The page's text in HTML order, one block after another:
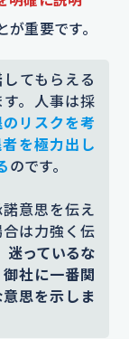
重要です。
てもらえる
。人事は採
リスクを考
を極力出し
のです。
意思を伝え
は力強く伝
迷っているな
社に一番関
思を示しま